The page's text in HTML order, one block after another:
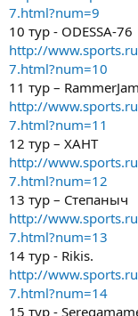
7.html?num=9
10 тур - ODESSA-76
http://
7.html?num=10
11 тур –
http://
7.html?num=11
12 тур – ХАНТ
http://
7.html?num=12
13 тур – Степаныч
http://
7.html?num=13
14 тур - Rikis.
http://
7.html?num=14
15 тур -